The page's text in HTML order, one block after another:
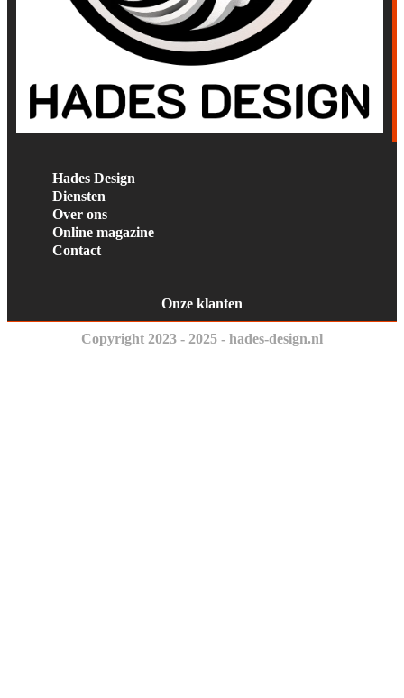
Hades Design
Diensten
Over ons
Online magazine
Contact
Onze klanten
Copyright 2023 - 2025 - hades-design.nl